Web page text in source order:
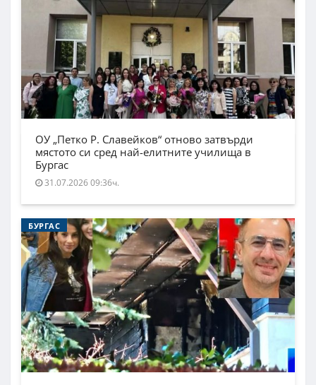
ОУ „Петко Р. Славейков“ отново затвърди
мястото си сред най-елитните училища в
Бургас
31.07.2026 09:36ч.
БУРГАС